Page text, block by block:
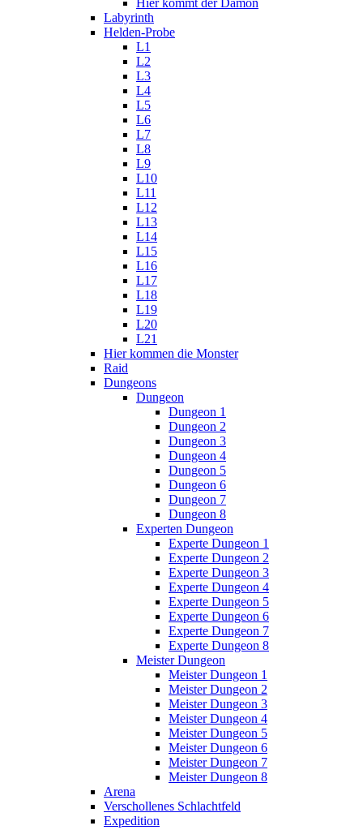
Hier kommt der Dämon
Labyrinth
Helden-Probe
L1
L2
L3
L4
L5
L6
L7
L8
L9
L10
L11
L12
L13
L14
L15
L16
L17
L18
L19
L20
L21
Hier kommen die Monster
Raid
Dungeons
Dungeon
Dungeon 1
Dungeon 2
Dungeon 3
Dungeon 4
Dungeon 5
Dungeon 6
Dungeon 7
Dungeon 8
Experten Dungeon
Experte Dungeon 1
Experte Dungeon 2
Experte Dungeon 3
Experte Dungeon 4
Experte Dungeon 5
Experte Dungeon 6
Experte Dungeon 7
Experte Dungeon 8
Meister Dungeon
Meister Dungeon 1
Meister Dungeon 2
Meister Dungeon 3
Meister Dungeon 4
Meister Dungeon 5
Meister Dungeon 6
Meister Dungeon 7
Meister Dungeon 8
Arena
Verschollenes Schlachtfeld
Expedition